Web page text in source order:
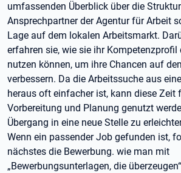
umfassenden Überblick über die
Ansprechpartner der Agentur für Arbeit
Lage auf dem lokalen Arbeitsmarkt.
erfahren sie, wie sie ihr Kompetenzprofil
nutzen können, um ihre Chancen auf
verbessern. Da die Arbeitssuche aus
heraus oft einfacher ist, kann diese Zeit
Vorbereitung und Planung genutzt
Übergang in eine neue Stelle zu
Wenn ein passender Job gefunden ist,
nächstes die Bewerbung. wie man mit
„Bewerbungsunterlagen, die